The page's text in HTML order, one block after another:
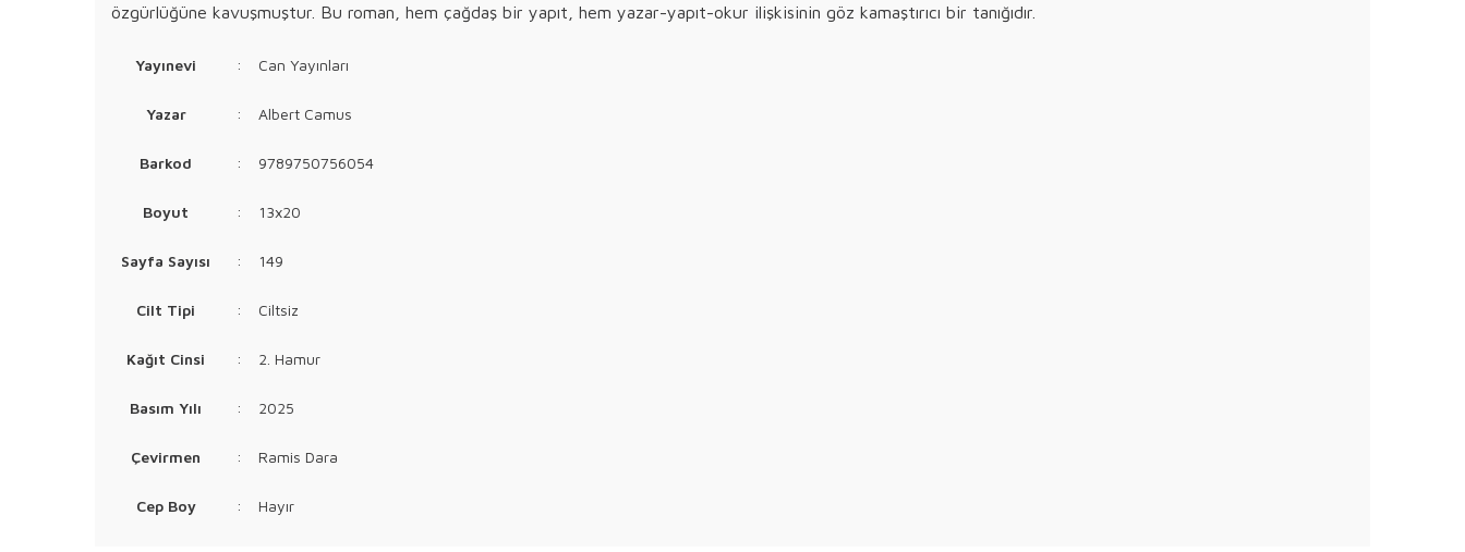
özgürlüğüne kavuşmuştur. Bu roman, hem çağdaş bir yapıt, hem yazar-yapıt-okur ilişkisinin göz kamaştırıcı bir tanığıdır.
Yayınevi : Can Yayınları
Yazar : Albert Camus
Barkod : 9789750756054
Boyut : 13x20
Sayfa Sayısı : 149
Cilt Tipi : Ciltsiz
Kağıt Cinsi : 2. Hamur
Basım Yılı : 2025
Çevirmen : Ramis Dara
Cep Boy : Hayır